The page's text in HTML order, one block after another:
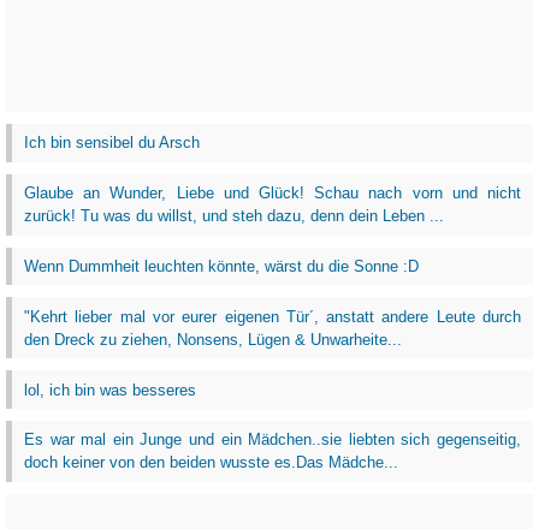
Ich bin sensibel du Arsch
Glaube an Wunder, Liebe und Glück! Schau nach vorn und nicht
zurück! Tu was du willst, und steh dazu, denn dein Leben ...
Wenn Dummheit leuchten könnte, wärst du die Sonne :D
"Kehrt lieber mal vor eurer eigenen Tür´, anstatt andere Leute durch
den Dreck zu ziehen, Nonsens, Lügen & Unwarheite...
lol, ich bin was besseres
Es war mal ein Junge und ein Mädchen..sie liebten sich gegenseitig,
doch keiner von den beiden wusste es.Das Mädche...